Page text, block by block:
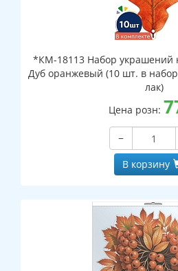
*КМ-18113 Набор украшений
Дуб оранжевый (10 шт. в
лак)
Цена розн:
−
В корзину